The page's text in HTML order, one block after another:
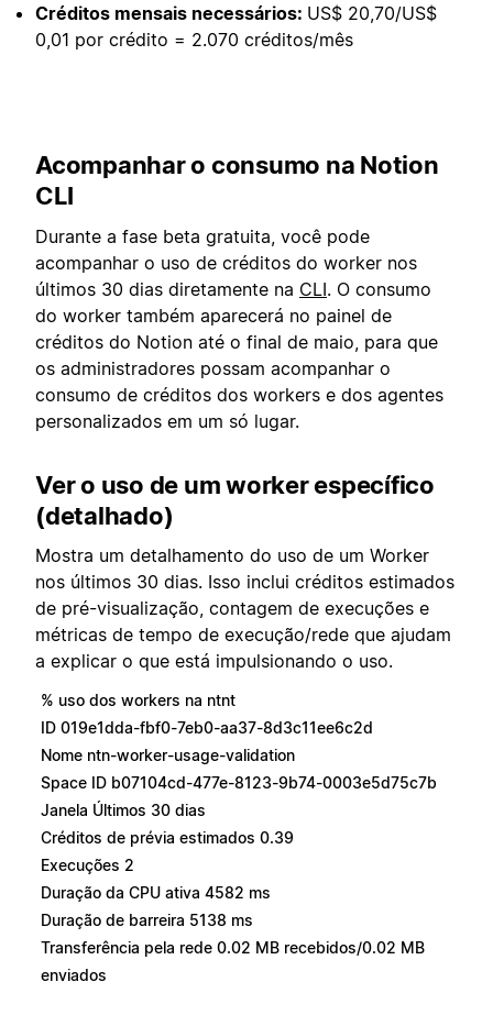
Créditos mensais necessários: US$ 20,70/US$
0,01 por crédito = 2.070 créditos/mês
Acompanhar o consumo na Notion
CLI
Durante a fase beta gratuita, você pode
acompanhar o uso de créditos do worker nos
últimos 30 dias diretamente na CLI. O consumo
do worker também aparecerá no painel de
créditos do Notion até o final de maio, para que
os administradores possam acompanhar o
consumo de créditos dos workers e dos agentes
personalizados em um só lugar.
Ver o uso de um worker específico
(detalhado)
Mostra um detalhamento do uso de um Worker
nos últimos 30 dias. Isso inclui créditos estimados
de pré-visualização, contagem de execuções e
métricas de tempo de execução/rede que ajudam
a explicar o que está impulsionando o uso.
% uso dos workers na ntnt
ID 019e1dda-fbf0-7eb0-aa37-8d3c11ee6c2d
Nome ntn-worker-usage-validation
Space ID b07104cd-477e-8123-9b74-0003e5d75c7b
Janela Últimos 30 dias
Créditos de prévia estimados 0.39
Execuções 2
Duração da CPU ativa 4582 ms
Duração de barreira 5138 ms
Transferência pela rede 0.02 MB recebidos/0.02 MB
enviados